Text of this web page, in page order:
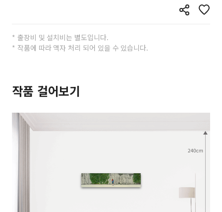
* 출장비 및 설치비는 별도입니다.
* 작품에 따라 액자 처리 되어 있을 수 있습니다.
작품 걸어보기